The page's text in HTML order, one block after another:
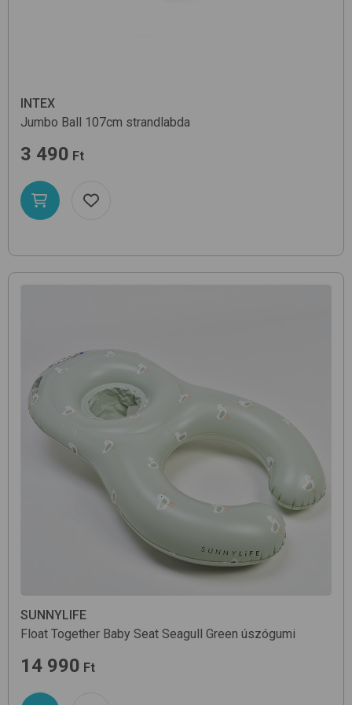
INTEX
Jumbo Ball 107cm strandlabda
3 490 Ft
SUNNYLIFE
Float Together Baby Seat Seagull Green úszógumi
14 990 Ft